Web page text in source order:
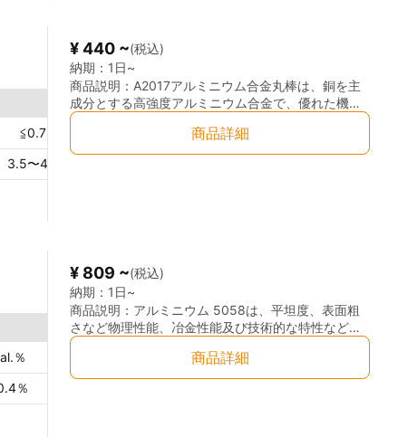
≦0.7
3.5〜4.5
0.40〜1.0％ Cr
¥ 440 ~(税込)
納期： 1日~
商品説明： A2017アルミニウム合金丸棒は、銅を主
成分とする高強度アルミニウム合金で、優れた機械
的特性を持つ素材です。特に航空機や自動車、宇宙
産業など、強度と耐久性が求められる分野で幅広く
使用されています。高い引張強度と優れた耐疲労性
る部分でも長期間使用可能です。 ◎良好な加工性：
高強度を持ちながらも、加工が容易で、精密な形状
やサイズに対応できます。 ◎軽量： 軽量でありなが
ら高強度を持ち、軽量化を必要とする設計に最適で
す。 ◎耐腐食性： アルミニウム合金ならではの優れ
た耐腐食性を持ち、特に航空機や海洋環境での使用
に適しています。
商品詳細
％
％
Zn
¥ 809 ~(税込)
納期： 1日~
商品説明： アルミニウム 5058は、平坦度、表面粗
さなど物理性能、冶金性能及び技術的な特性などに
焦点をあてて作られています。 特殊な熱処理を経っ
て、従来の圧延工程を迂回して、材料に応力が誘起
されないように設計されており、その結果、精度の
商品詳細